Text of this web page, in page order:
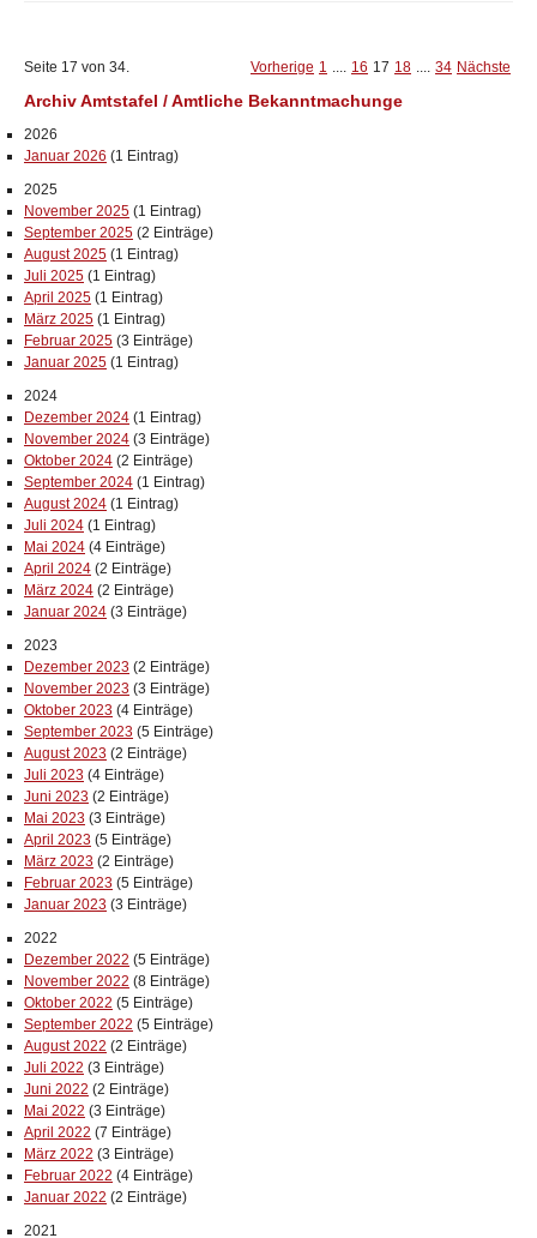
Seite 17 von 34. Vorherige 1 .... 16 17 18 .... 34 Nächste
Archiv Amtstafel / Amtliche Bekanntmachunge
2026
Januar 2026 (1 Eintrag)
2025
November 2025 (1 Eintrag)
September 2025 (2 Einträge)
August 2025 (1 Eintrag)
Juli 2025 (1 Eintrag)
April 2025 (1 Eintrag)
März 2025 (1 Eintrag)
Februar 2025 (3 Einträge)
Januar 2025 (1 Eintrag)
2024
Dezember 2024 (1 Eintrag)
November 2024 (3 Einträge)
Oktober 2024 (2 Einträge)
September 2024 (1 Eintrag)
August 2024 (1 Eintrag)
Juli 2024 (1 Eintrag)
Mai 2024 (4 Einträge)
April 2024 (2 Einträge)
März 2024 (2 Einträge)
Januar 2024 (3 Einträge)
2023
Dezember 2023 (2 Einträge)
November 2023 (3 Einträge)
Oktober 2023 (4 Einträge)
September 2023 (5 Einträge)
August 2023 (2 Einträge)
Juli 2023 (4 Einträge)
Juni 2023 (2 Einträge)
Mai 2023 (3 Einträge)
April 2023 (5 Einträge)
März 2023 (2 Einträge)
Februar 2023 (5 Einträge)
Januar 2023 (3 Einträge)
2022
Dezember 2022 (5 Einträge)
November 2022 (8 Einträge)
Oktober 2022 (5 Einträge)
September 2022 (5 Einträge)
August 2022 (2 Einträge)
Juli 2022 (3 Einträge)
Juni 2022 (2 Einträge)
Mai 2022 (3 Einträge)
April 2022 (7 Einträge)
März 2022 (3 Einträge)
Februar 2022 (4 Einträge)
Januar 2022 (2 Einträge)
2021